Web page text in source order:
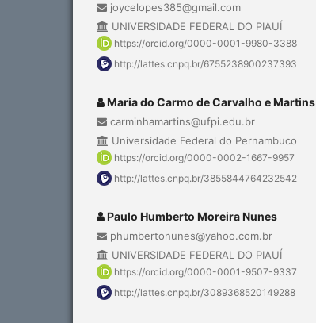
joycelopes385@gmail.com
UNIVERSIDADE FEDERAL DO PIAUÍ
https://orcid.org/0000-0001-9980-3388
http://lattes.cnpq.br/6755238900237393
Maria do Carmo de Carvalho e Martins
carminhamartins@ufpi.edu.br
Universidade Federal do Pernambuco
https://orcid.org/0000-0002-1667-9957
http://lattes.cnpq.br/3855844764232542
Paulo Humberto Moreira Nunes
phumbertonunes@yahoo.com.br
UNIVERSIDADE FEDERAL DO PIAUÍ
https://orcid.org/0000-0001-9507-9337
http://lattes.cnpq.br/3089368520149288